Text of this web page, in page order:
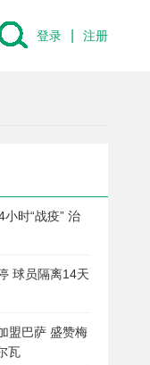
登录 注册
时“战疫” 治
球员隔离14天
盟巴萨 盛赞梅
瓦